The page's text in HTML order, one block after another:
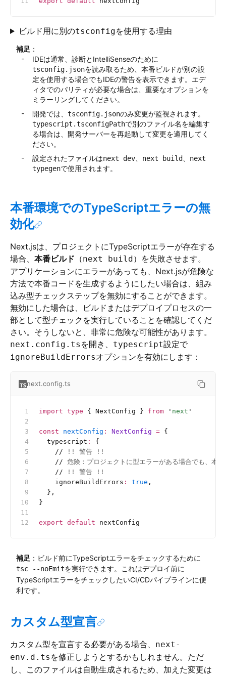
ビルド用に別のtsconfigを使用する理由
補足 ：
IDEは通常、診断とIntelliSenseのために
tsconfig.jsonを読み取るため、本番ビルドが別の設
定を使用する場合でもIDEの警告を表示できます。エデ
ィタでのパリティが必要な場合は、重要なオプションを
ミラーリングしてください。
開発では、 tsconfig.jsonのみ変更が監視されます。
typescript.tsconfigPathで別のファイル名を編集す
る場合は、開発サーバーを再起動して変更を適用してく
ださい。
設定されたファイルはnext dev next build
next
typegenで使用されます。
本番環境でのTypeScriptエラーの無
効化
Next.jsは、プロジェクトにTypeScriptエラーが存在する
場合、 本番ビルド （next build）を失敗させます。
アプリケーションにエラーがあっても、Next.jsが危険な
方法で本番コードを生成するようにしたい場合は、組み
込み型チェックステップを無効にすることができます。
無効にした場合は、ビルドまたはデプロイプロセスの一
部として型チェックを実行していることを確認してくだ
さい。そうしないと、非常に危険な可能性があります。
next.config.ts を開き、 typescript設定で
ignoreBuildErrorsオプションを有効にします：
next.config.ts
import type { NextConfig } from ' next '
const nextConfig : NextConfig = {
  typescript
:
{
    //
!! 警告 !!
    //
危険：プロジェクトに型エラーがある場合でも、本
    //
!! 警告 !!
    ignoreBuildErrors
: true ,
  },
}
export default nextConfig
補足 ：ビルド前にTypeScriptエラーをチェックするために
tsc --noEmitを実行できます。これはデプロイ前に
TypeScriptエラーをチェックしたいCI/CDパイプラインに便
利です。
カスタム型宣言
カスタム型を宣言する必要がある場合、 next-
env.d.ts を修正しようとするかもしれません。ただ
し、このファイルは自動生成されるため、加えた変更は